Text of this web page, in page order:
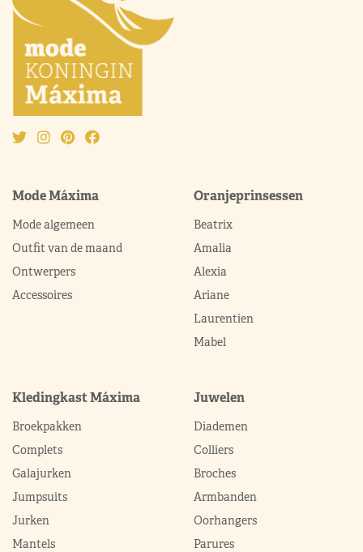
Mode Máxima
Mode algemeen
Outfit van de maand
Ontwerpers
Accessoires
Oranjeprinsessen
Beatrix
Amalia
Alexia
Ariane
Laurentien
Mabel
Kledingkast Máxima
Broekpakken
Complets
Galajurken
Jumpsuits
Jurken
Mantels
Juwelen
Diademen
Colliers
Broches
Armbanden
Oorhangers
Parures